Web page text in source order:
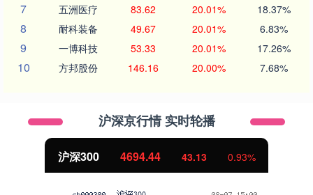
7 五洲医疗 83.62 20.01% 18.37%
8 耐科装备 49.67 20.01% 6.83%
9 一博科技 53.33 20.01% 17.26%
10 方邦股份 146.16 20.00% 7.68%
沪深京行情 实时轮播
沪深300 4694.44 43.13 0.93%